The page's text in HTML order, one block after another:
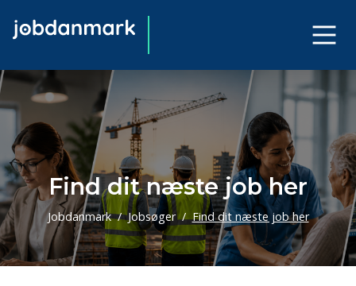
Find dit næste job her
Jobdanmark Jobsøger Find dit næste job her